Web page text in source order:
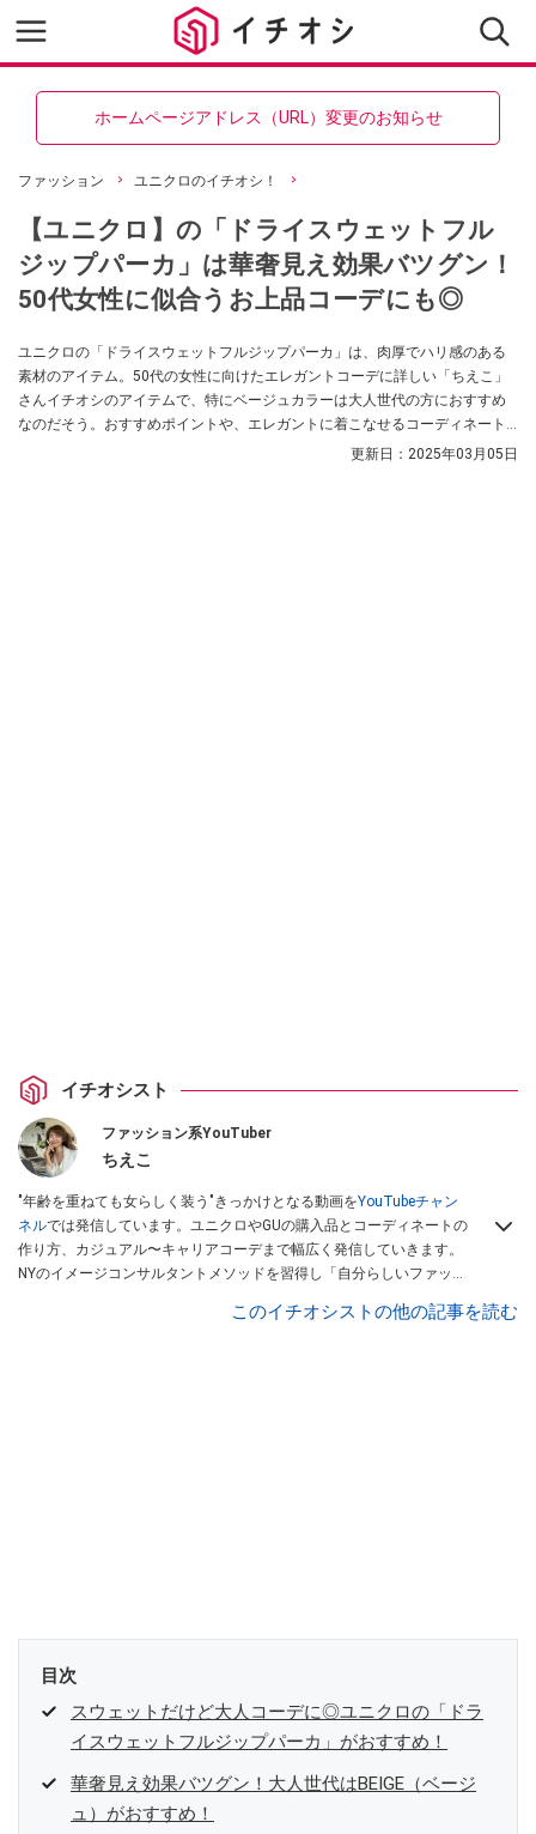
ホームページアドレス（URL）変更のお知らせ
ファッション ユニクロのイチオシ！
【ユニクロ】の「ドライスウェットフル
ジップパーカ」は華奢見え効果バツグン！
50代女性に似合うお上品コーデにも◎
ユニクロの「ドライスウェットフルジップパーカ」は、肉厚でハリ感のある
素材のアイテム。50代の女性に向けたエレガントコーデに詳しい「ちえこ」
さんイチオシのアイテムで、特にベージュカラーは大人世代の方におすすめ
なのだそう。おすすめポイントや、エレガントに着こなせるコーディネート
についても解説してくれていますので、今ユニクロで買うべきアイテムをお
更新日： 2025年03月05日
イチオシスト
ファッション系YouTuber
ちえこ
"年齢を重ねても女らしく装う"きっかけとなる動画をYouTubeチャン
ネルでは発信しています。ユニクロやGUの購入品とコーディネートの
作り方、カジュアル〜キャリアコーデまで幅広く発信していきます。
NYのイメージコンサルタントメソッドを習得し「自分らしいファッシ
イスさせていただいております。また、自身のキャリアコーデでもそ
このイチオシストの他の記事を読む
目次
スウェットだけど大人コーデに◎ユニクロの「ドラ
イスウェットフルジップパーカ」がおすすめ！
華奢見え効果バツグン！大人世代はBEIGE（ベージ
ュ）がおすすめ！